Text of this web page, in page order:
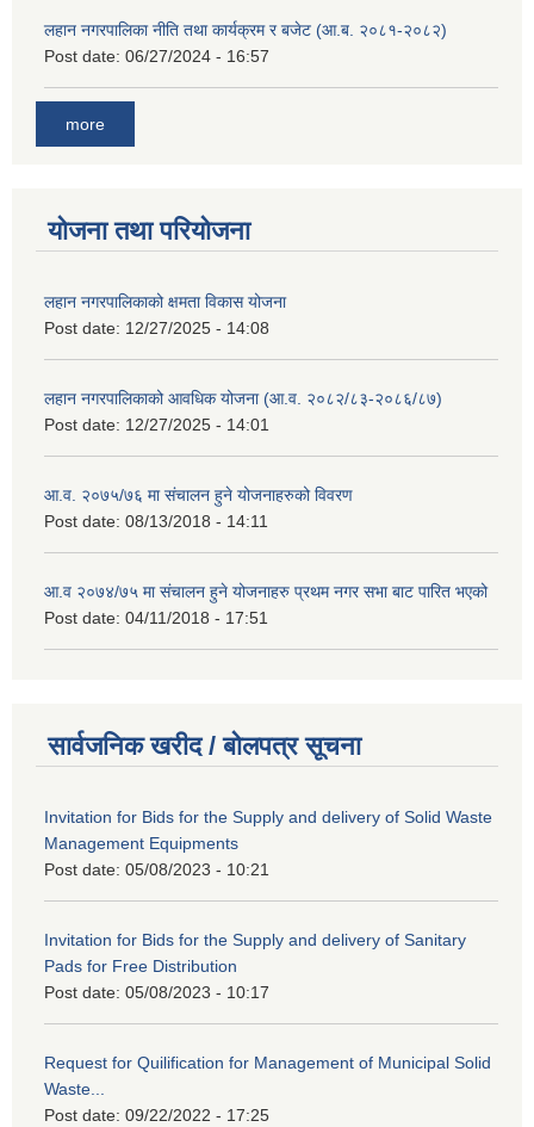
लहान नगरपालिका नीति तथा कार्यक्रम र बजेट (आ.ब. २०८१-२०८२)
Post date: 06/27/2024 - 16:57
more
योजना तथा परियोजना
लहान नगरपालिकाको क्षमता विकास योजना
Post date: 12/27/2025 - 14:08
लहान नगरपालिकाको आवधिक योजना (आ.व. २०८२/८३-२०८६/८७)
Post date: 12/27/2025 - 14:01
आ.व. २०७५/७६ मा संचालन हुने योजनाहरुको विवरण
Post date: 08/13/2018 - 14:11
आ.व २०७४/७५ मा संचालन हुने योजनाहरु प्रथम नगर सभा बाट पारित भएको
Post date: 04/11/2018 - 17:51
सार्वजनिक खरीद / बोलपत्र सूचना
Invitation for Bids for the Supply and delivery of Solid Waste
Management Equipments
Post date: 05/08/2023 - 10:21
Invitation for Bids for the Supply and delivery of Sanitary
Pads for Free Distribution
Post date: 05/08/2023 - 10:17
Request for Quilification for Management of Municipal Solid
Waste...
Post date: 09/22/2022 - 17:25